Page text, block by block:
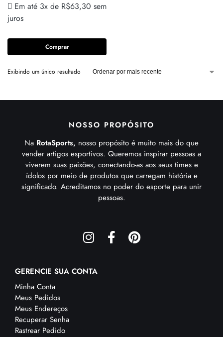
Em até 3x de R$63,30 sem
juros
Comprar
Exibindo um único resultado
NOSSO PROPÓSITO
Na RotaSports, nosso propósito é muito mais do que
vender artigos esportivos. Queremos inspirar pessoas a
viverem suas paixões, conectando-as aos seus times e
ídolos por meio de produtos que carregam história e
significado. Acreditamos no poder do esporte para unir
pessoas.
GERENCIE SUA CONTA
Minha Conta
Meus Pedidos
Meus Endereços
Recuperar Senha
Rastrear Pedido